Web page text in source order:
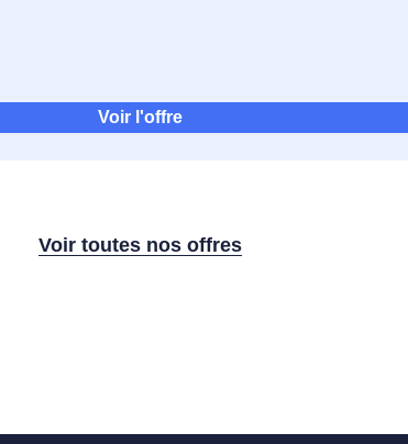
Voir l'offre
Voir toutes nos offres